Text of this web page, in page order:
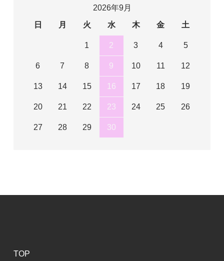
2026年9月
日
月 火 水 木 金 土
1 2 3 4 5
6 7 8 9 10 11 12
13 14 15 16 17 18 19
20 21 22 23 24 25 26
27 28 29 30
TOP